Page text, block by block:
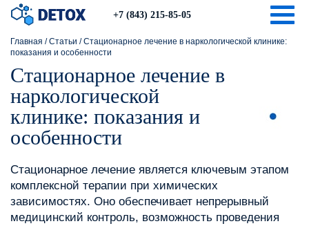
+7 (843) 215-85-05
Главная /Статьи /Стационарное лечение в наркологической клинике:
показания и особенности
Стационарное лечение в
наркологической
клинике: показания и
особенности
Стационарное лечение является ключевым этапом
комплексной терапии при химических
зависимостях. Оно обеспечивает непрерывный
медицинский контроль, возможность проведения